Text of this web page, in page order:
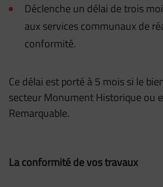
Déclenche un délai de trois
aux services communaux de
conformité.
Ce délai est porté à 5 mois si le
secteur Monument Historique ou
Remarquable.
La conformité de vos travaux